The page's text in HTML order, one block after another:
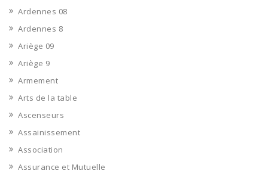
Ardennes 08
Ardennes 8
Ariège 09
Ariège 9
Armement
Arts de la table
Ascenseurs
Assainissement
Association
Assurance et Mutuelle